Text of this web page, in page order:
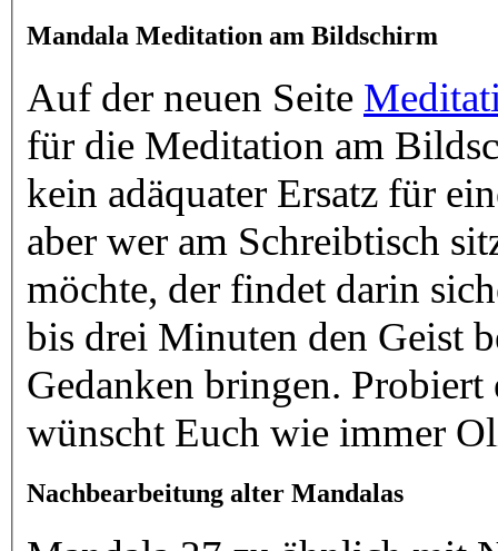
Mandala Meditation am Bildschirm
Auf der neuen Seite
für die Meditation am Bildschirm eignen. Natürlich ist das
kein adäquater Ersatz für eine
aber wer am Schreibtisch
möchte, der findet darin sicher eine gute
bis drei Minuten den Geist beruhigen
Gedanken bringen.
wünscht Euch wie immer
Nachbearbeitung alter Mandalas